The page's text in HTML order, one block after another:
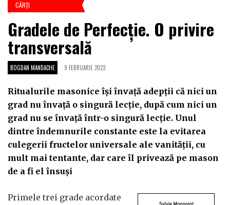
CĂRŢI
Gradele de Perfecție. O privire
transversală
BOGDAN MANDACHE 9 FEBRUARIE 2023
Ritualurile masonice își învață adepții că nici un
grad nu învață o singură lecție, după cum nici un
grad nu se învață într-o singură lecție. Unul
dintre îndemnurile constante este la evitarea
culegerii fructelor universale ale vanității, cu
mult mai tentante, dar care îl privează pe mason
de a fi el însuși
Primele trei grade acordate